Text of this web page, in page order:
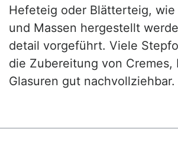
Hefeteig oder Blätterteig, wie
und Massen hergestellt
detail vorgeführt. Viele
die Zubereitung von Cremes,
Glasuren gut nachvollziehbar.